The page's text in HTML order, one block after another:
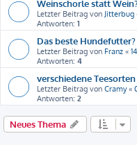
Weinschorle statt
Letzter Beitrag von Jitterbug
Antworten: 1
Das beste Hundefutter?
Letzter Beitrag von Franz «
Antworten: 4
verschiedene
Letzter Beitrag von Cramy«
Antworten: 2
Neues Thema